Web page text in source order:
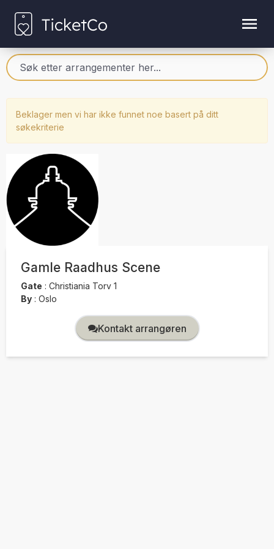
Beklager men vi har ikke funnet noe basert på ditt
søkekriterie
Gamle Raadhus Scene
Gate : Christiania Torv 1
By : Oslo
Kontakt arrangøren